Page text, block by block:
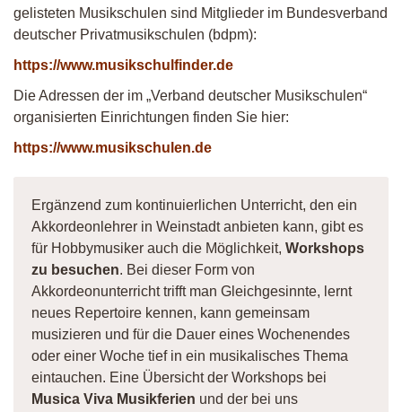
gelisteten Musikschulen sind Mitglieder im Bundesverband
deutscher Privatmusikschulen (bdpm):
https://www.musikschulfinder.de
Die Adressen der im „Verband deutscher Musikschulen“
organisierten Einrichtungen finden Sie hier:
https://www.musikschulen.de
Ergänzend zum kontinuierlichen Unterricht, den ein
Akkordeonlehrer in Weinstadt anbieten kann, gibt es
für Hobbymusiker auch die Möglichkeit, Workshops
zu besuchen. Bei dieser Form von
Akkordeonunterricht trifft man Gleichgesinnte, lernt
neues Repertoire kennen, kann gemeinsam
musizieren und für die Dauer eines Wochenendes
oder einer Woche tief in ein musikalisches Thema
eintauchen. Eine Übersicht der Workshops bei
Musica Viva Musikferien und der bei uns